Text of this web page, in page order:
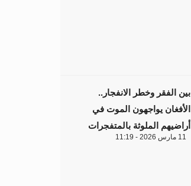
بين الفقر وخطر الانفجار..
الأفغان يواجهون الموت في
أراضيهم الملوثة بالمتفجرات
11 مارس 2026 - 11:19